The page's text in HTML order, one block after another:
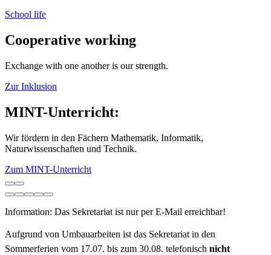
School life
Cooperative working
Exchange with one another is our strength.
Zur Inklusion
MINT-Unterricht:
Wir fördern in den Fächern Mathematik, Informatik,
Naturwissenschaften und Technik.
Zum MINT-Unterricht
Information: Das Sekretariat ist nur per E-Mail erreichbar!
Aufgrund von Umbauarbeiten ist das Sekretariat in den
Sommerferien vom 17.07. bis zum 30.08. telefonisch nicht